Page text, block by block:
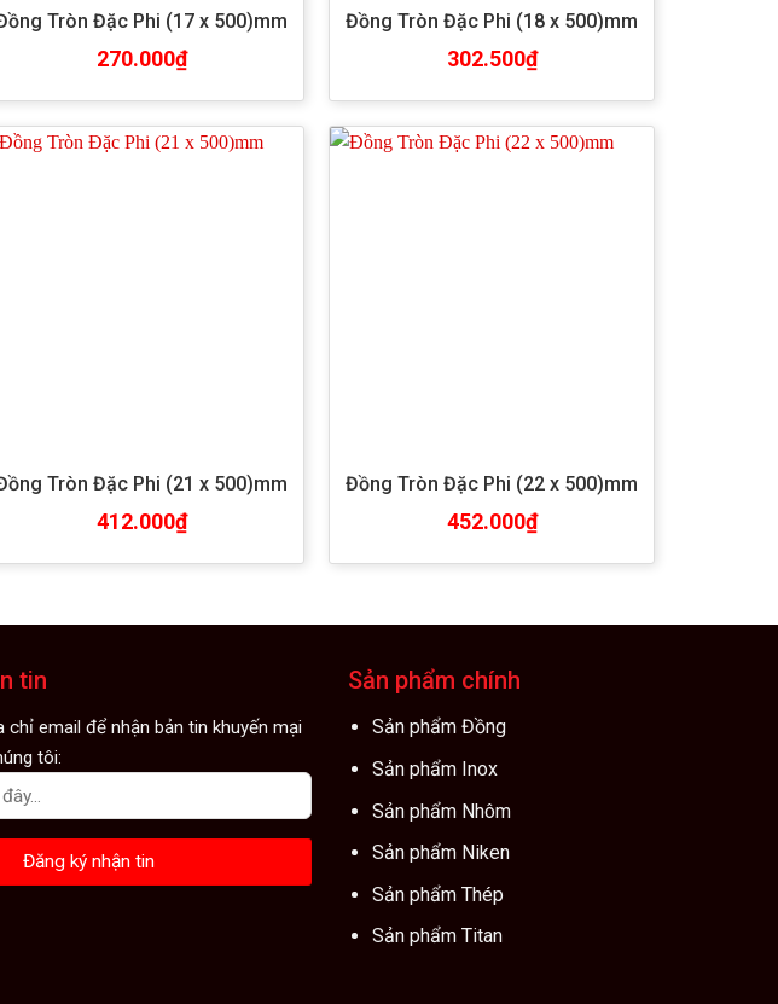
Tròn Đặc Phi (17 x 500)mm
270.000₫
Đồng Tròn Đặc Phi (18 x 500)mm
302.500₫
Tròn Đặc Phi (21 x 500)mm
412.000₫
Đồng Tròn Đặc Phi (22 x 500)mm
452.000₫
tin
chỉ email để nhận bản tin khuyến mại
tôi:
Sản phẩm chính
Sản phẩm Đồng
Sản phẩm Inox
Sản phẩm Nhôm
Sản phẩm Niken
Sản phẩm Thép
Sản phẩm Titan